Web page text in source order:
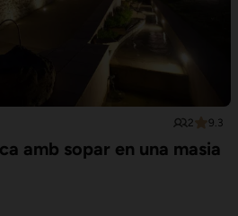
2 9.3
amb sopar en una masia